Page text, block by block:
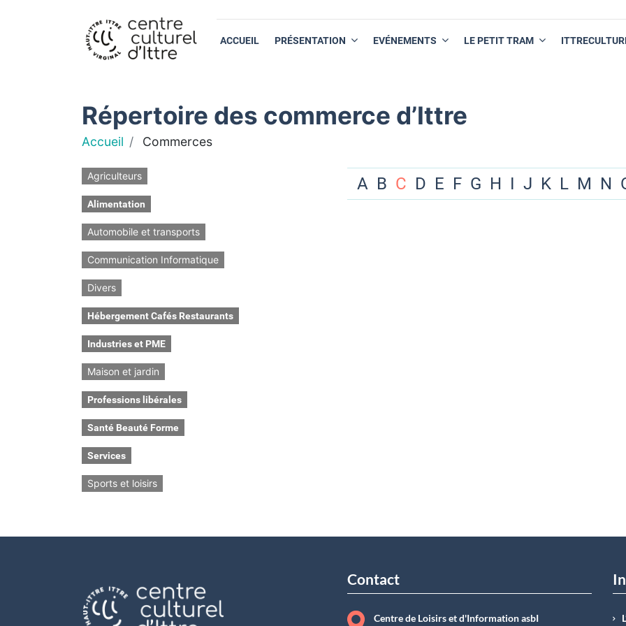
ACCUEIL PRÉSENTATION EVÉNEMENTS LE PETIT TRAM
Répertoire des commerce d’Ittre
Accueil Commerces
Agriculteurs
Alimentation
Automobile et transports
Communication Informatique
Divers
Hébergement Cafés Restaurants
Industries et PME
Maison et jardin
Professions libérales
Santé Beauté Forme
Services
Sports et loisirs
A B C D E F G H I J K L M N
Contact
Centre de Loisirs et d'Information asbI